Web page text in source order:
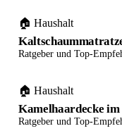
🏠 Haushalt
Ratgeber und Top-
🏠 Haushalt
Kamelhaardecke im
Ratgeber und Top-